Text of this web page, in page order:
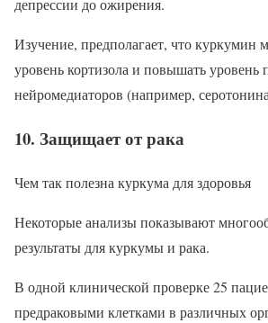
депрессии до ожирения.
Изучение, предполагает, что куркумин
уровень кортизола и повышать
нейромедиаторов (например,
10. Защищает от рака
Чем так полезна куркума для здоровья
Некоторые анализы показывают
результаты для куркумы и рака.
В одной клинической проверке 25
предраковыми клетками в различных